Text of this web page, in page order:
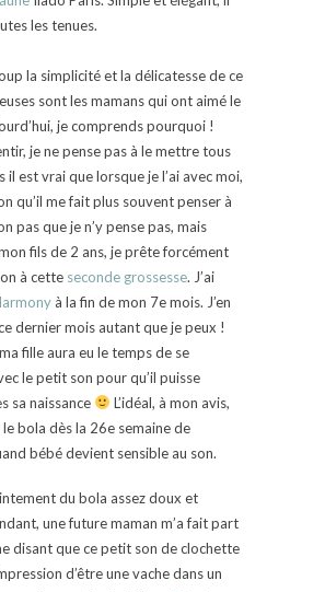
les tenues.
la simplicité et la délicatesse de ce
sont les mamans qui ont aimé le
je comprends pourquoi !
je ne pense pas à le mettre tous
il est vrai que lorsque je l’ai avec moi,
qu’il me fait plus souvent penser à
pas que je n’y pense pas, mais
fils de 2 ans, je prête forcément
à cette seconde grossesse. J’ai
à la fin de mon 7e mois. J’en
dernier mois autant que je peux !
ma fille aura eu le temps de se
le petit son pour qu’il puisse
sa naissance
L’idéal, à mon avis,
bola dès la 26e semaine de
bébé devient sensible au son.
du bola assez doux et
une future maman m’a fait part
disant que ce petit son de clochette
d’être une vache dans un